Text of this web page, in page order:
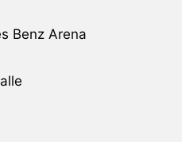
Benz Arena